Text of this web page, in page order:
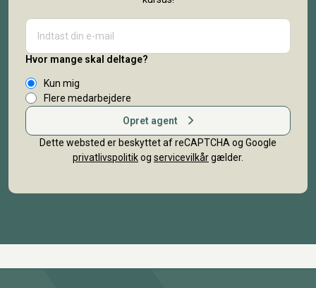
Hvor mange skal deltage?
Kun mig
Flere medarbejdere
Opret agent
Dette websted er beskyttet af reCAPTCHA og Google
privatlivspolitikog servicevilkårgælder.